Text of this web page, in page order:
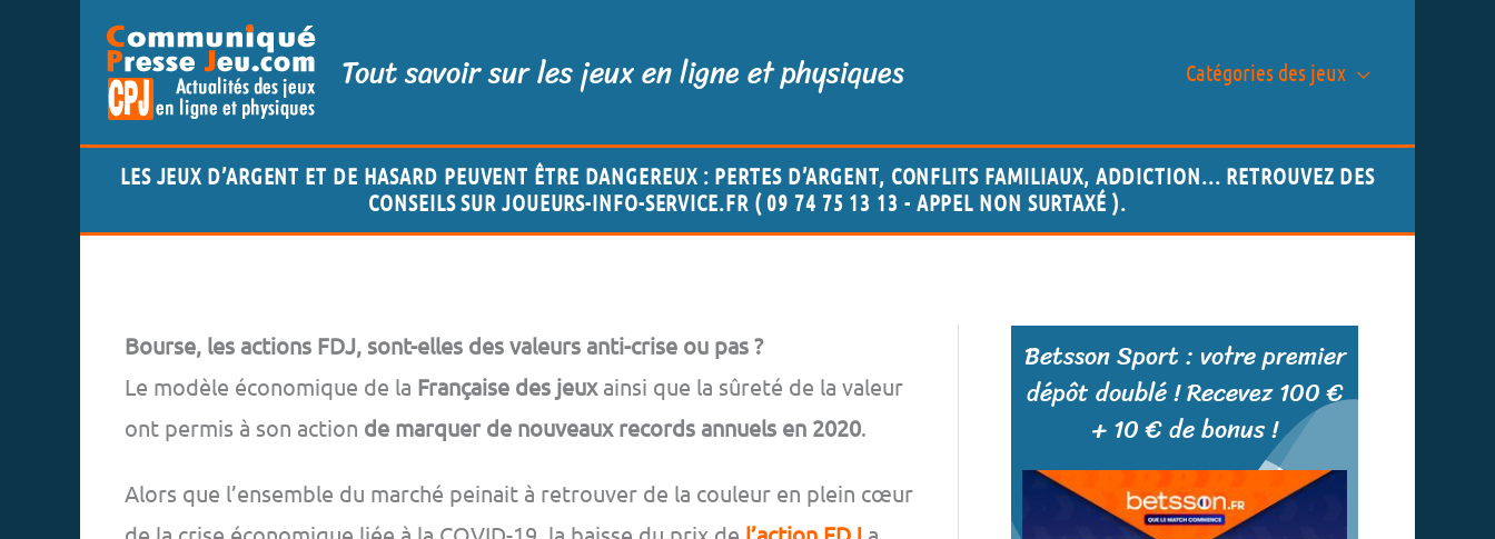
Tout savoir sur les jeux en ligne et physiques Catégories des jeux
LES JEUX D’ARGENT ET DE HASARD PEUVENT ÊTRE DANGEREUX : PERTES D’ARGENT, CONFLITS FAMILIAUX, ADDICTION... RETROUVEZ DES
CONSEILS SUR JOUEURS-INFO-SERVICE.FR ( 09 74 75 13 13 - APPEL NON SURTAXÉ ).
Bourse, les actions FDJ, sont-elles des valeurs anti-crise ou pas ?
Le modèle économique de la Française des jeuxainsi que la sûreté de la valeur
ont permis à son action de marquer de nouveaux records annuels en 2020.
Alors que l’ensemble du marché peinait à retrouver de la couleur en plein cœur
Betsson Sport : votre premier
dépôt doublé ! Recevez 100 €
+ 10 € de bonus !